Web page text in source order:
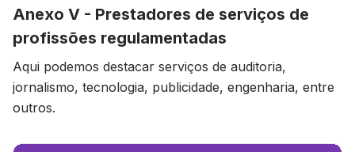
Anexo V - Prestadores de serviços de
profissões regulamentadas
Aqui podemos destacar serviços de auditoria,
jornalismo, tecnologia, publicidade, engenharia, entre
outros.